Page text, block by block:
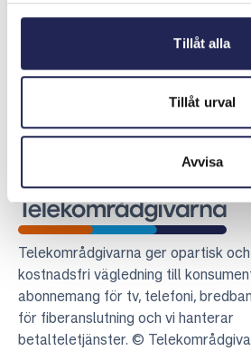
Tillåt alla
Tillåt urval
Avvisa
2026-04-27
Dela sidan
Dela sidan på
Dela sidan på
Telekområdgivarna
Telekområdgivarna ger opartisk och
kostnadsfri vägledning till
abonnemang för tv, telefoni,
för fiberanslutning och vi hanterar
betalteletjänster. ©